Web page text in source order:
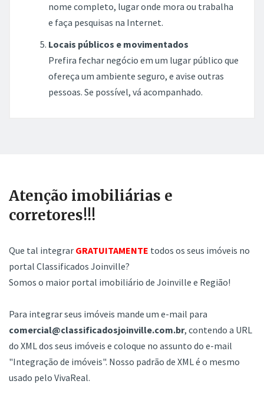
nome completo, lugar onde mora ou trabalha
e faça pesquisas na Internet.
Locais públicos e movimentados
Prefira fechar negócio em um lugar público que
ofereça um ambiente seguro, e avise outras
pessoas. Se possível, vá acompanhado.
Atenção imobiliárias e
corretores!!!
Que tal integrar GRATUITAMENTE todos os seus imóveis no
portal Classificados Joinville?
Somos o maior portal imobiliário de Joinville e Região!
Para integrar seus imóveis mande um e-mail para
comercial@classificadosjoinville.com.br, contendo a URL
do XML dos seus imóveis e coloque no assunto do e-mail
"Integração de imóveis". Nosso padrão de XML é o mesmo
usado pelo VivaReal.